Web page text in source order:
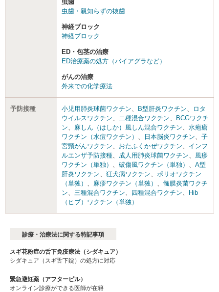
虫歯
虫歯・親知らずの抜歯
神経ブロック
神経ブロック
ED・包茎の治療
ED治療薬の処方（バイアグラなど）
がんの治療
外来での化学療法
予防接種 小児用肺炎球菌ワクチン B型肝炎ワクチン
ロタ
ウイルスワクチン
二種混合ワクチン
BCGワクチ
ン
麻しん（はしか）風しん混合ワクチン
水疱瘡
ワクチン（水痘ワクチン）
日本脳炎ワクチン
子
宮頸がんワクチン
おたふくかぜワクチン
インフ
ルエンザ予防接種
成人用肺炎球菌ワクチン
風疹
ワクチン（単独）
破傷風ワクチン（単独）
A型
肝炎ワクチン
狂犬病ワクチン
ポリオワクチン
（単独）
麻疹ワクチン（単独）
髄膜炎菌ワクチ
ン
三種混合ワクチン 四種混合ワクチン
Hib
（ヒブ）ワクチン（単独）
診療・治療法に関する特記事項
スギ花粉症の舌下免疫療法（シダキュア）
シダキュア（スギ舌下錠）の処方に対応
緊急避妊薬（アフターピル）
オンライン診療ができる医師が在籍